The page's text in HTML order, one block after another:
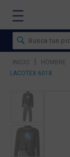
INICIO | HOMBRE
LACOTEX 6018